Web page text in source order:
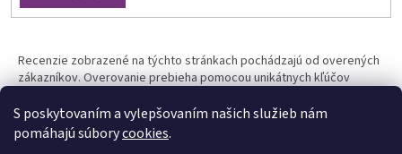
S poskytovaním a vylepšovaním našich služieb nám
pomáhajú súborycookies.
Recenzie zobrazené na týchto stránkach pochádzajú od overených
zákazníkov. Overovanie prebieha pomocou unikátnych kľúčov